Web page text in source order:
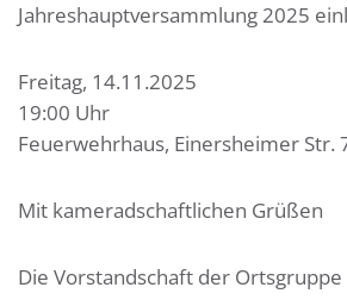
Jahreshauptversammlung 2025
Freitag, 14.11.2025
19:00 Uhr
Feuerwehrhaus, Einersheimer Str.
Mit kameradschaftlichen Grüßen
Die Vorstandschaft der